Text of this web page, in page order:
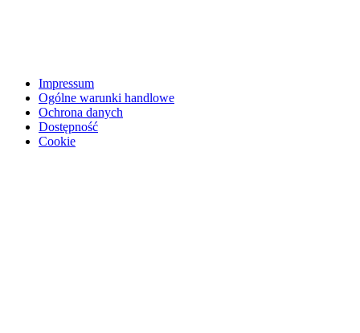
Impressum
Ogólne warunki handlowe
Ochrona danych
Dostępność
Cookie